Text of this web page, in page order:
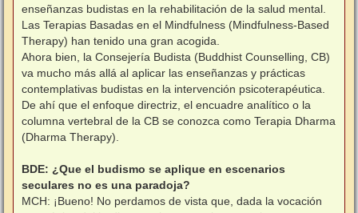
enseñanzas budistas en la rehabilitación de la salud mental.
Las Terapias Basadas en el Mindfulness (Mindfulness-Based
Therapy) han tenido una gran acogida.
Ahora bien, la Consejería Budista (Buddhist Counselling, CB)
va mucho más allá al aplicar las enseñanzas y prácticas
contemplativas budistas en la intervención psicoterapéutica.
De ahí que el enfoque directriz, el encuadre analítico o la
columna vertebral de la CB se conozca como Terapia Dharma
(Dharma Therapy).
BDE: ¿Que el budismo se aplique en escenarios
seculares no es una paradoja?
MCH: ¡Bueno! No perdamos de vista que, dada la vocación